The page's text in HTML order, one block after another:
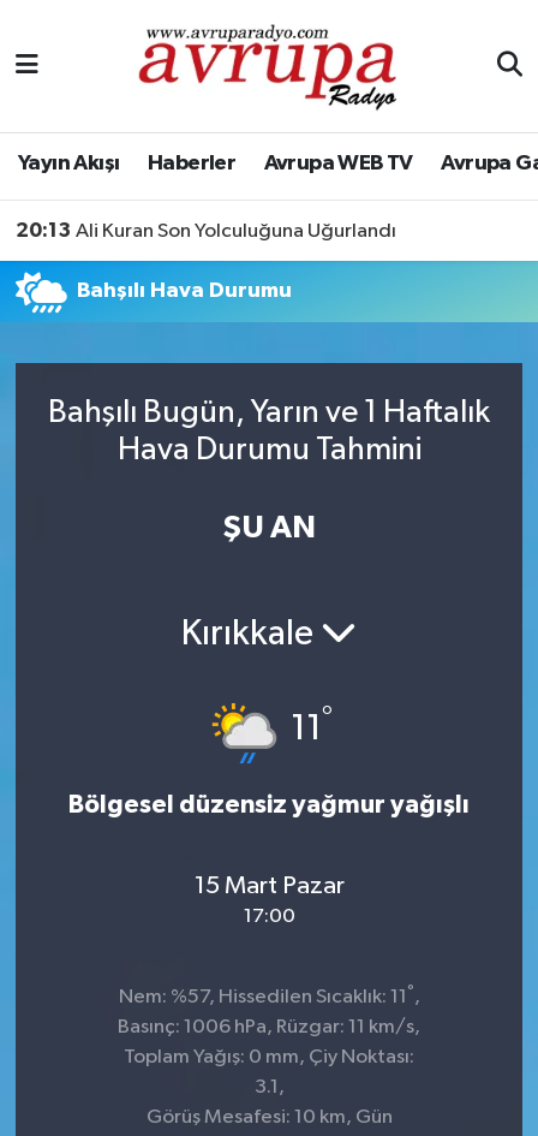
Yayın Akışı Haberler Avrupa WEB TV Avrupa
20:13 Ali Kuran Son Yolculuğuna Uğurlandı
Bahşılı Hava Durumu
Bahşılı Bugün, Yarın ve 1 Haftalık
Hava Durumu Tahmini
ŞU AN
Kırıkkale
11°
Bölgesel düzensiz yağmur yağışlı
15 Mart Pazar
17:00
Nem: %57, Hissedilen Sıcaklık: 11 ° ,
Basınç: 1006 hPa, Rüzgar: 11 km/s,
Toplam Yağış: 0 mm, Çiy Noktası:
3.1,
Görüş Mesafesi: 10 km, Gün
Yayın Akışı
Haberler
KÜLTÜR-SANAT
Genel
Nöbetçi Eczaneler
Hava Durumu
Tüm Manşetler
Son Dakika Haberleri